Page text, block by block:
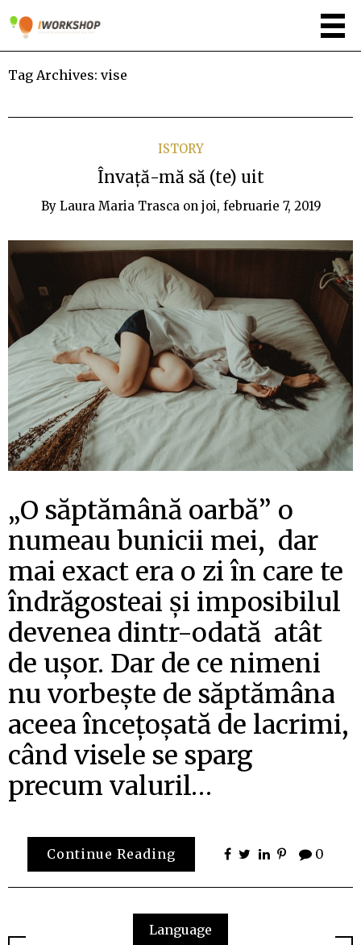
Tag Archives: vise
ISTORY
Învață-mă să (te) uit
By Laura Maria Trasca on joi, februarie 7, 2019
„O săptămână oarbă” o
numeau bunicii mei, dar
mai exact era o zi în care te
îndrăgosteai și imposibilul
devenea dintr-odată atât
de ușor. Dar de ce nimeni
nu vorbește de săptămâna
aceea încețoșată de lacrimi,
când visele se sparg
precum valuril…
Continue Reading 0
Language